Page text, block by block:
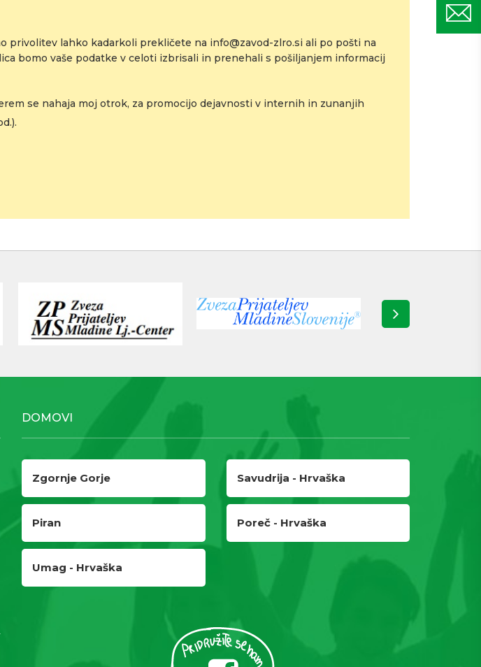
privolitev lahko kadarkoli prekličete na info@zavod-zlro.si ali po pošti na
bomo vaše podatke v celoti izbrisali in prenehali s pošiljanjem informacij
se nahaja moj otrok, za promocijo dejavnosti v internih in zunanjih
DOMOVI
Zgornje Gorje
Piran
Umag - Hrvaška
Savudrija - Hrvaška
Poreč - Hrvaška